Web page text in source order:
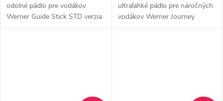
odolné pádlo pre vodákov
Werner Guide Stick STD verzia
UNCUT je pádlo navrhnuté
ultraľahké pádlo pre náročných
vodákov Werner Journey
Carbon je prémiové kanoistické